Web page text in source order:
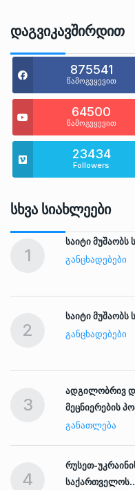
Დაგვიკავშირდით
875541
წამოგვყევით
64500
წამოგვყევით
23434
Followers
Სხვა Სიახლეები
1
საიტი მუშაობს
ᲒᲐᲜᲪᲮᲐᲓᲔᲑᲔᲑᲘ
2
საიტი მუშაობს
ᲒᲐᲜᲪᲮᲐᲓᲔᲑᲔᲑᲘ
3
ადგილობრივ
მეცნიერების
ᲒᲐᲜᲐᲗᲚᲔᲑᲐ
4
რუსეთ-